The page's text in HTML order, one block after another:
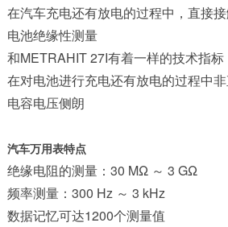
在汽车充电还有放电的过程中，直接
电池绝缘性测量
和METRAHIT 27I有着一样的技术指标
在对电池进行充电还有放电的过程中
电容电压侧朗
汽车万用表特点
绝缘电阻的测量：30 MΩ ～ 3 GΩ
频率测量：300 Hz ～ 3 kHz
数据记忆可达1200个测量值